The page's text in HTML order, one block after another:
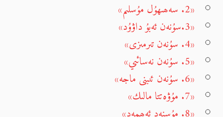
«2. سەھىھۇل مۇسلىم»
«3.سۇنەن ئەبۇ داۋۇد»
«4. سۇنەن تىرمىزى»
«5. سۇنەن نەسائىي»
«6. سۇنەن ئىبنى ماجە»
«7. مۇۋەتتا مالىك»